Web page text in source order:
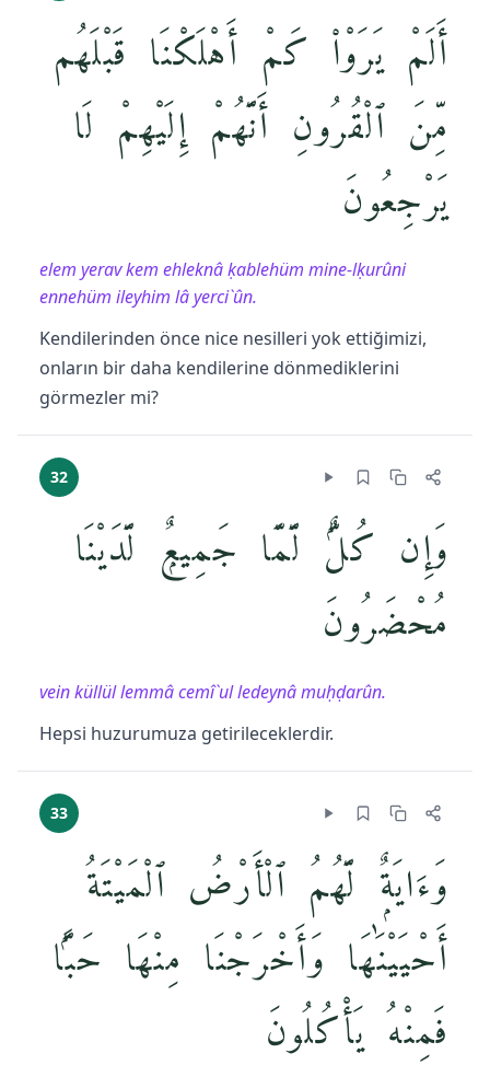
أَلَمْ يَرَوْا۟ كَمْ أَهْلَكْنَا قَبْلَهُم
مِّنَ ٱلْقُرُونِ أَنَّهُمْ إِلَيْهِمْ لَا
يَرْجِعُونَ
elem yerav kem ehleknâ ḳablehüm mine-lḳurûni
ennehüm ileyhim lâ yerci`ûn.
Kendilerinden önce nice nesilleri yok ettiğimizi,
onların bir daha kendilerine dönmediklerini
görmezler mi?
32
وَإِن كُلٌّۭ لَّمَّا جَمِيعٌۭ لَّدَيْنَا
مُحْضَرُونَ
vein küllül lemmâ cemî`ul ledeynâ muḥḍarûn.
Hepsi huzurumuza getirileceklerdir.
33
وَءَايَةٌۭ لَّهُمُ ٱلْأَرْضُ ٱلْمَيْتَةُ
أَحْيَيْنَٰهَا وَأَخْرَجْنَا مِنْهَا حَبًّۭا
فَمِنْهُ يَأْكُلُونَ